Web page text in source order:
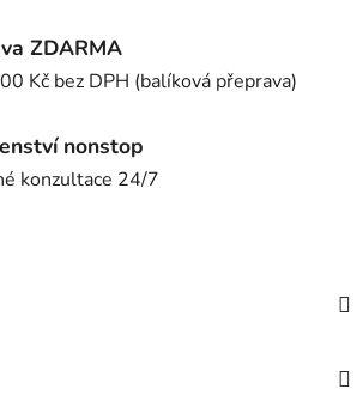
ZDARMA
Kč bez DPH (balíková přeprava)
nonstop
konzultace 24/7